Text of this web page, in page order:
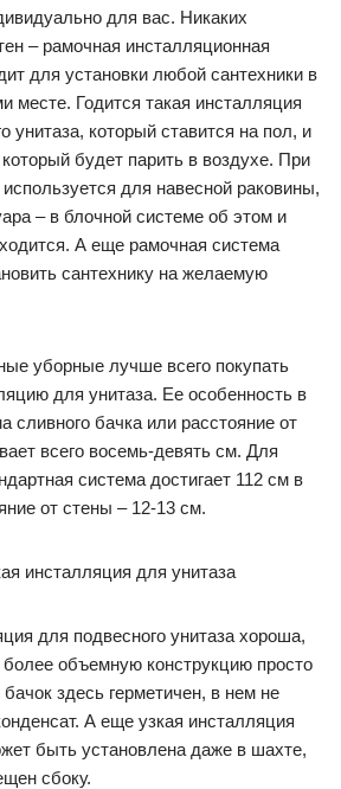
для вас. Никаких
– рамочная инсталляционная
для установки любой сантехники в
месте. Годится такая инсталляция
унитаза, который ставится на пол, и
будет парить в воздухе. При
для навесной раковины,
– в блочной системе об этом и
А еще рамочная система
сантехнику на желаемую
уборные лучше всего покупать
для унитаза. Ее особенность в
сливного бачка или расстояние от
всего восемь-девять см. Для
система достигает 112 см в
от стены – 12-13 см.
для подвесного унитаза хороша,
более объемную конструкцию просто
здесь герметичен, в нем не
А еще узкая инсталляция
быть установлена даже в шахте,
сбоку.